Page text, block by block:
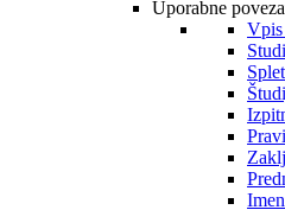
Uporabne
Vpis